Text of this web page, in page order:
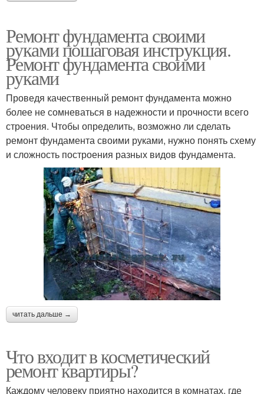
Ремонт фундамента своими
руками пошаговая инструкция.
Ремонт фундамента своими
руками
Проведя качественный ремонт фундамента можно
более не сомневаться в надежности и прочности всего
строения. Чтобы определить, возможно ли сделать
ремонт фундамента своими руками, нужно понять схему
и сложность построения разных видов фундамента.
читать дальше →
Что входит в косметический
ремонт квартиры?
Каждому человеку приятно находится в комнатах, где